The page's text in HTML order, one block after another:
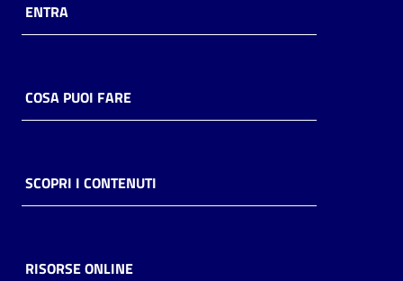
Casa
Piani
Archivio
storico
ENTRA
COSA PUOI FARE
SCOPRI I CONTENUTI
RISORSE ONLINE